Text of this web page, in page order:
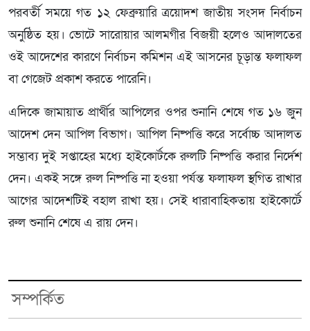
পরবর্তী সময়ে গত ১২ ফেব্রুয়ারি ত্রয়োদশ জাতীয় সংসদ নির্বাচন
অনুষ্ঠিত হয়। ভোটে সারোয়ার আলমগীর বিজয়ী হলেও আদালতের
ওই আদেশের কারণে নির্বাচন কমিশন এই আসনের চূড়ান্ত ফলাফল
বা গেজেট প্রকাশ করতে পারেনি।
এদিকে জামায়াত প্রার্থীর আপিলের ওপর শুনানি শেষে গত ১৬ জুন
আদেশ দেন আপিল বিভাগ। আপিল নিষ্পত্তি করে সর্বোচ্চ আদালত
সম্ভাব্য দুই সপ্তাহের মধ্যে হাইকোর্টকে রুলটি নিষ্পত্তি করার নির্দেশ
দেন। একই সঙ্গে রুল নিষ্পত্তি না হওয়া পর্যন্ত ফলাফল স্থগিত রাখার
আগের আদেশটিই বহাল রাখা হয়। সেই ধারাবাহিকতায় হাইকোর্টে
রুল শুনানি শেষে এ রায় দেন।
সম্পর্কিত